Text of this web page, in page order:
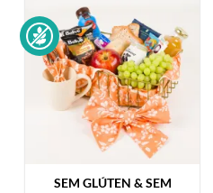
SEM GLÚTEN & SEM